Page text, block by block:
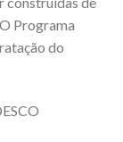
Programa
do